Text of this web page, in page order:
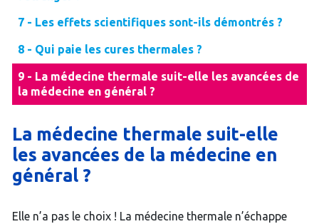
7 - Les effets scientifiques sont-ils démontrés ?
8 - Qui paie les cures thermales ?
9 - La médecine thermale suit-elle les avancées de
la médecine en général ?
La médecine thermale suit-elle
les avancées de la médecine en
général ?
Elle n’a pas le choix ! La médecine thermale n’échappe